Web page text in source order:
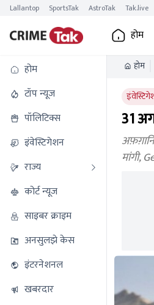
Lallantop SportsTak AstroTak Tak.live
होम
होम
टॉप न्यूज
पॉलिटिक्स
इंवेस्टिगेशन
राज्य
कोर्ट न्यूज
साइबर क्राइम
अनसुलझे केस
इंटरनेशनल
खबरदार
होम
31
मांगी,